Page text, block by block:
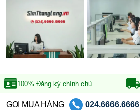
100% Đăng ký chính chủ
GỌI MUA HÀNG 024.6666.6666